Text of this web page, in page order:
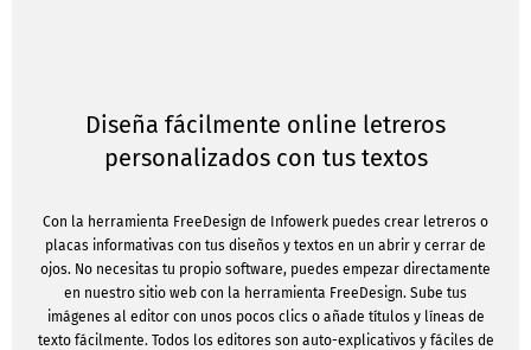
Diseña fácilmente online letreros
personalizados con tus textos
Con la herramienta FreeDesign de Infowerk puedes crear letreros o
placas informativas con tus diseños y textos en un abrir y cerrar de
ojos. No necesitas tu propio software, puedes empezar directamente
en nuestro sitio web con la herramienta FreeDesign. Sube tus
imágenes al editor con unos pocos clics o añade títulos y líneas de
texto fácilmente. Todos los editores son auto-explicativos y fáciles de